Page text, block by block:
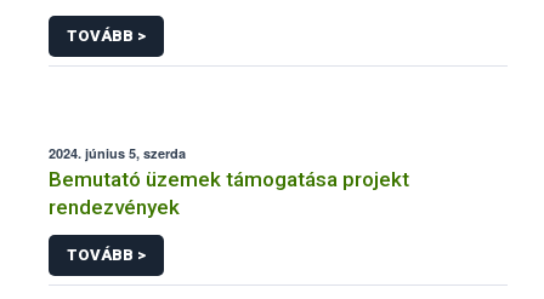
TOVÁBB >
2024. június 5, szerda
Bemutató üzemek támogatása projekt
rendezvények
TOVÁBB >